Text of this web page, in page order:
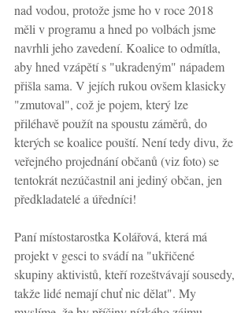
nad vodou, protože jsme ho v roce 2018
měli v programu a hned po volbách jsme
navrhli jeho zavedení. Koalice to odmítla,
aby hned vzápětí s "ukradeným" nápadem
přišla sama. V jejích rukou ovšem klasicky
"zmutoval", což je pojem, který lze
přiléhavě použít na spoustu záměrů, do
kterých se koalice pouští. Není tedy divu, že
veřejného projednání občanů (viz foto) se
tentokrát nezúčastnil ani jediný občan, jen
předkladatelé a úředníci!
Paní místostarostka Kolářová, která má
projekt v gesci to svádí na "ukřičené
skupiny aktivistů, kteří rozeštvávají sousedy,
takže lidé nemají chuť nic dělat". My